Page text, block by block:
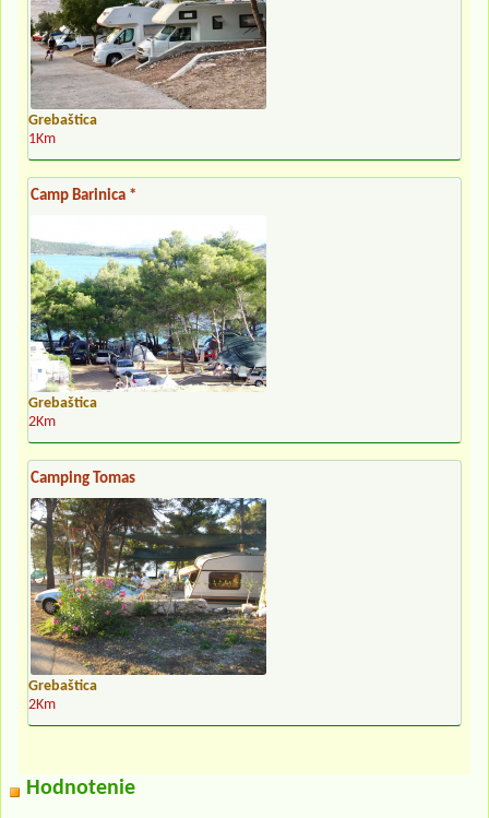
Grebaštica
1Km
Camp Barinica *
Grebaštica
2Km
Camping Tomas
Grebaštica
2Km
Hodnotenie